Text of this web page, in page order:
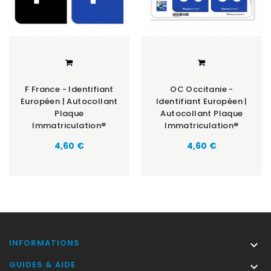
F France - Identifiant
Européen | Autocollant
Plaque
Immatriculation®
Prix
4,60 €
OC Occitanie -
Identifiant Européen |
Autocollant Plaque
Immatriculation®
Prix
4,60 €
INFORMATIONS 
GUIDES & AIDE 